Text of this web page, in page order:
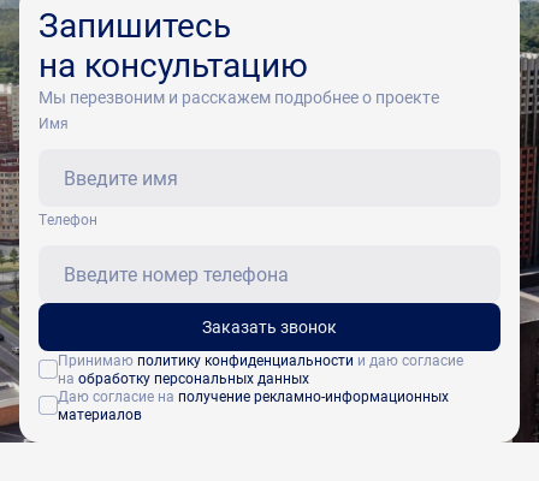
Запишитесь
на консультацию
Мы перезвоним и расскажем подробнее о проекте
Имя
Tелефон
Заказать звонок
Принимаю политику конфиденциальности и даю согласие
на обработку персональных данных
Даю согласие на получение рекламно-информационных
материалов